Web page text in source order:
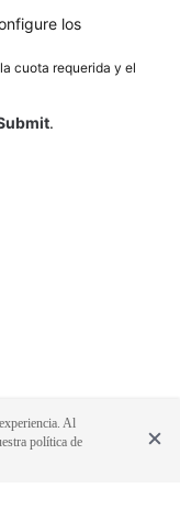
los
cuota requerida y el
.
Al
política de